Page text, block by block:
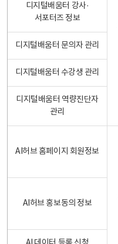
디지털배움터 강사·
서포터즈 정보
디지털배움터 문의자 관리
디지털배움터 수강생 관리
디지털배움터 역량진단자
관리
AI허브 홈페이지 회원정보
AI허브 홍보동의 정보